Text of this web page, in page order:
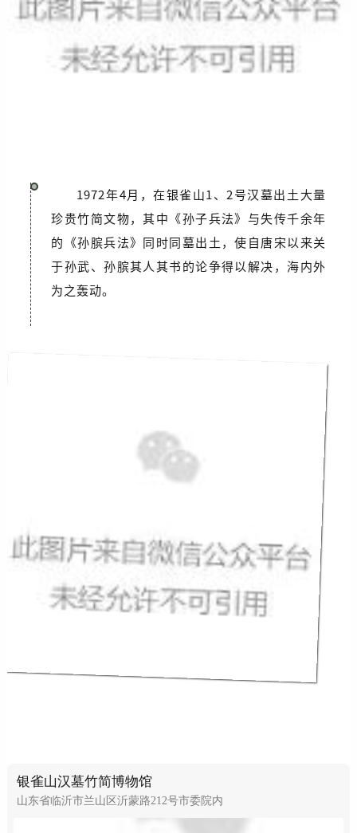
1972年4月，在银雀山1、2号汉墓出土大量
珍贵竹简文物，其中《孙子兵法》与失传千余年
的《孙膑兵法》同时同墓出土，使自唐宋以来关
于孙武、孙膑其人其书的论争得以解决，海内外
为之轰动。
银雀山汉墓竹简博物馆
山东省临沂市兰山区沂蒙路212号市委院内